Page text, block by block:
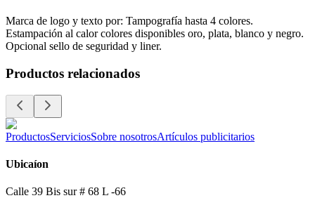
Marca de logo y texto por: Tampografía hasta 4 colores.
Estampación al calor colores disponibles oro, plata, blanco y negro.
Opcional sello de seguridad y liner.
Productos relacionados
ProductosServiciosSobre nosotrosArtículos publicitarios
Ubicaíon
Calle 39 Bis sur # 68 L -66